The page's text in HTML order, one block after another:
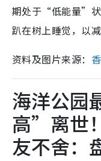
期处于“低能量”状
趴在树上睡觉，以
资料及图片来源：
海洋公园
高”离世
友不舍：